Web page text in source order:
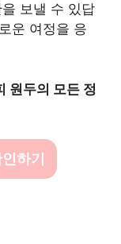
보낼 수 있답
운 여정을 응
원두의 모든 정
하기